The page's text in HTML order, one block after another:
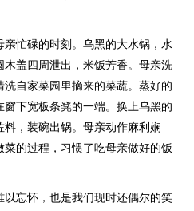
忙碌的时刻。乌黑的大水锅，水
盖四周泄出，米饭芳香。母亲洗
自家菜园里摘来的菜蔬。蒸好的
下宽板条凳的一端。换上乌黑的
，装碗出锅。母亲动作麻利娴
的过程，习惯了吃母亲做好的饭
忘怀，也是我们现时还偶尔的笑